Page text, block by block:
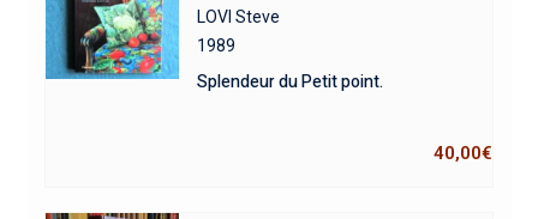
LOVI Steve
1989
Splendeur du Petit point.
40,00€